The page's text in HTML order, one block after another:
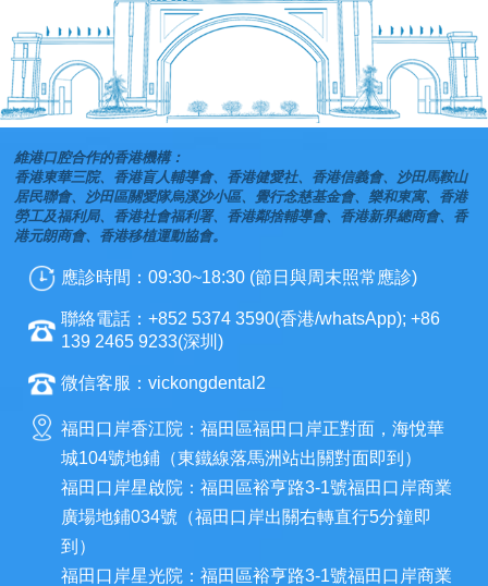
維港口腔合作的香港機構：
香港東華三院、香港盲人輔導會、香港健愛社、香港信義會、沙田馬鞍山
居民聯會、沙田區關愛隊烏溪沙小區、覺行念慈基金會、樂和東寓、香港
勞工及福利局、香港社會福利署、香港鄰捨輔導會、香港新界總商會、香
港元朗商會、香港移植運動協會。
應診時間：09:30~18:30 (節日與周末照常應診)
聯絡電話：+852 5374 3590(香港/whatsApp); +86
139 2465 9233(深圳)
微信客服：vickongdental2
福田口岸香江院：福田區福田口岸正對面，海悅華
城104號地鋪（東鐵線落馬洲站出關對面即到）
福田口岸星啟院：福田區裕亨路3-1號福田口岸商業
廣場地鋪034號（福田口岸出關右轉直行5分鐘即
到）
福田口岸星光院：福田區裕亨路3-1號福田口岸商業